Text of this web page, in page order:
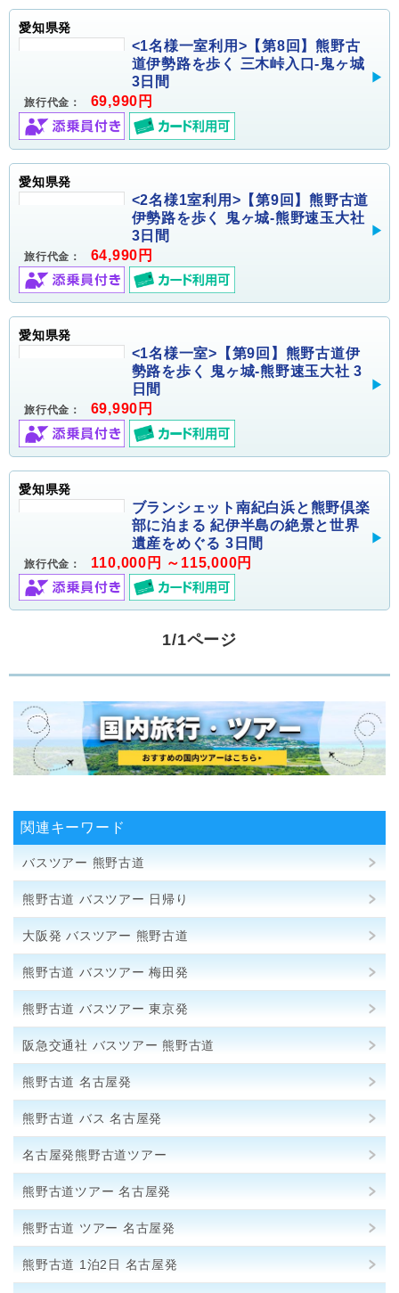
愛知県発
<1名様一室利用>【第8回】熊野古
道伊勢路を歩く 三木峠入口-鬼ヶ城
3日間
旅行代金： 69,990円
愛知県発
<2名様1室利用>【第9回】熊野古道
伊勢路を歩く 鬼ヶ城-熊野速玉大社
3日間
旅行代金： 64,990円
愛知県発
<1名様一室>【第9回】熊野古道伊
勢路を歩く 鬼ヶ城-熊野速玉大社 3
日間
旅行代金： 69,990円
愛知県発
ブランシェット南紀白浜と熊野倶楽
部に泊まる 紀伊半島の絶景と世界
遺産をめぐる 3日間
旅行代金： 110,000円 ～115,000円
1/1ページ
関連キーワード
バスツアー 熊野古道
熊野古道 バスツアー 日帰り
大阪発 バスツアー 熊野古道
熊野古道 バスツアー 梅田発
熊野古道 バスツアー 東京発
阪急交通社 バスツアー 熊野古道
熊野古道 名古屋発
熊野古道 バス 名古屋発
名古屋発熊野古道ツアー
熊野古道ツアー 名古屋発
熊野古道 ツアー 名古屋発
熊野古道 1泊2日 名古屋発